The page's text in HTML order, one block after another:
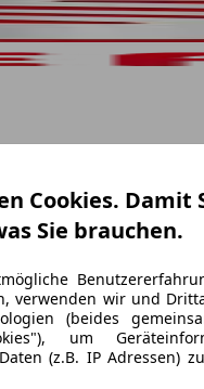
Cookies. Damit
Sie brauchen.
verwenden wir und
(beides
um
(z.B. IP Adressen)